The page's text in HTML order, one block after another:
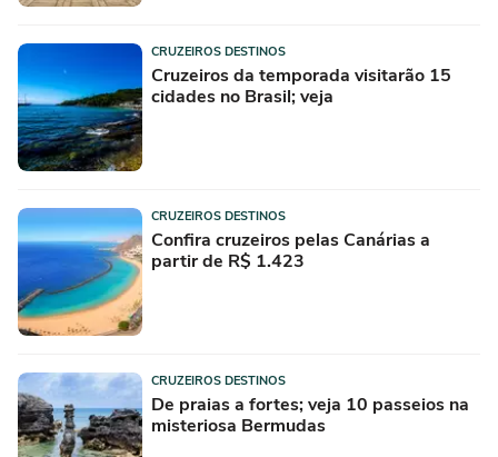
CRUZEIROS DESTINOS
Cruzeiros da temporada visitarão 15
cidades no Brasil; veja
CRUZEIROS DESTINOS
Confira cruzeiros pelas Canárias a
partir de R$ 1.423
CRUZEIROS DESTINOS
De praias a fortes; veja 10 passeios na
misteriosa Bermudas